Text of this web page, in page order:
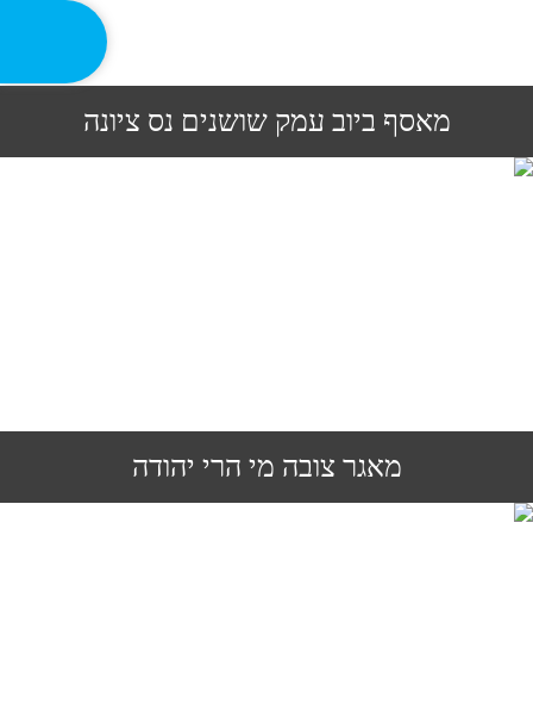
מאסף ביוב עמק שושנים נס ציונה
מאגר צובה מי הרי יהודה